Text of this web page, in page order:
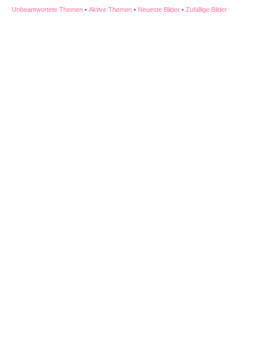
Unbeantwortete Themen • Aktive Themen • Neueste Bilder • Zufällige Bilder